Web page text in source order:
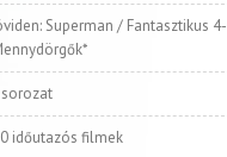
Superman / Fantasztikus 4-
időutazós filmek